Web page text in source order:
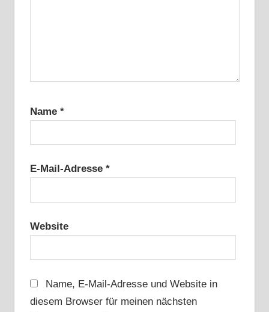
Name *
E-Mail-Adresse *
Website
Name, E-Mail-Adresse und Website in
diesem Browser für meinen nächsten